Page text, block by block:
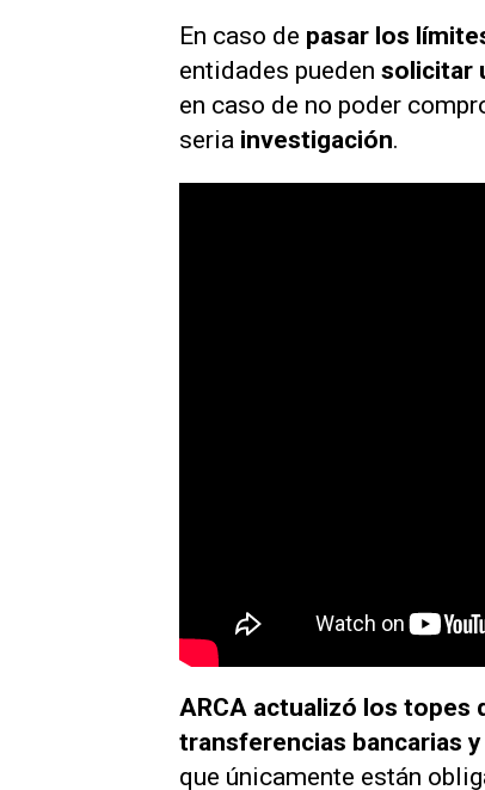
En caso de pasar los
entidades pueden solicitar
en caso de no poder
seria investigación.
ARCA actualizó los topes
transferencias bancarias
que únicamente están